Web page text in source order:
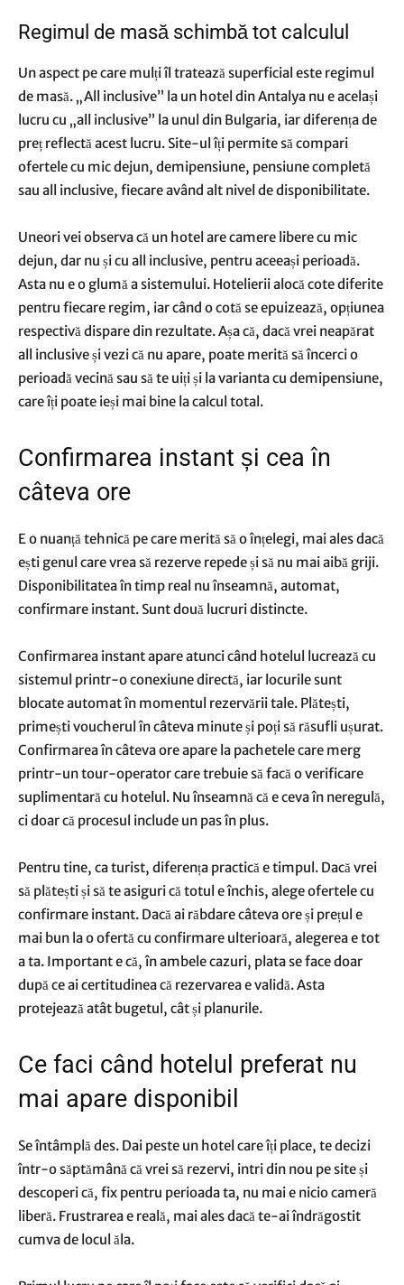
Regimul de masă schimbă tot calculul
Un aspect pe care mulți îl tratează superficial este regimul
de masă. „All inclusive” la un hotel din Antalya nu e același
lucru cu „all inclusive” la unul din Bulgaria, iar diferența de
preț reflectă acest lucru. Site-ul îți permite să compari
ofertele cu mic dejun, demipensiune, pensiune completă
sau all inclusive, fiecare având alt nivel de disponibilitate.
Uneori vei observa că un hotel are camere libere cu mic
dejun, dar nu și cu all inclusive, pentru aceeași perioadă.
Asta nu e o glumă a sistemului. Hotelierii alocă cote diferite
pentru fiecare regim, iar când o cotă se epuizează, opțiunea
respectivă dispare din rezultate. Așa că, dacă vrei neapărat
all inclusive și vezi că nu apare, poate merită să încerci o
perioadă vecină sau să te uiți și la varianta cu demipensiune,
care îți poate ieși mai bine la calcul total.
Confirmarea instant și cea în
câteva ore
E o nuanță tehnică pe care merită să o înțelegi, mai ales dacă
ești genul care vrea să rezerve repede și să nu mai aibă griji.
Disponibilitatea în timp real nu înseamnă, automat,
confirmare instant. Sunt două lucruri distincte.
Confirmarea instant apare atunci când hotelul lucrează cu
sistemul printr-o conexiune directă, iar locurile sunt
blocate automat în momentul rezervării tale. Plătești,
primești voucherul în câteva minute și poți să răsufli ușurat.
Confirmarea în câteva ore apare la pachetele care merg
printr-un tour-operator care trebuie să facă o verificare
suplimentară cu hotelul. Nu înseamnă că e ceva în neregulă,
ci doar că procesul include un pas în plus.
Pentru tine, ca turist, diferența practică e timpul. Dacă vrei
să plătești și să te asiguri că totul e închis, alege ofertele cu
confirmare instant. Dacă ai răbdare câteva ore și prețul e
mai bun la o ofertă cu confirmare ulterioară, alegerea e tot
a ta. Important e că, în ambele cazuri, plata se face doar
după ce ai certitudinea că rezervarea e validă. Asta
protejează atât bugetul, cât și planurile.
Ce faci când hotelul preferat nu
mai apare disponibil
Se întâmplă des. Dai peste un hotel care îți place, te decizi
într-o săptămână că vrei să rezervi, intri din nou pe site și
descoperi că, fix pentru perioada ta, nu mai e nicio cameră
liberă. Frustrarea e reală, mai ales dacă te-ai îndrăgostit
cumva de locul ăla.